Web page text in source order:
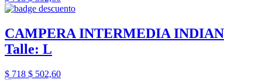
CAMPERA INTERMEDIA INDIAN
Talle: L
$ 718 $ 502,60